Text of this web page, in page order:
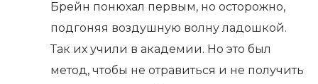
Брейн понюхал первым, но осторожно,
подгоняя воздушную волну ладошкой.
Так их учили в академии. Но это был
метод, чтобы не отравиться и не получить